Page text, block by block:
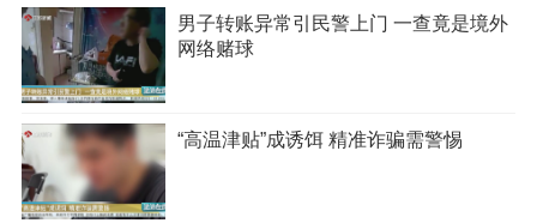
男子转账异常引民警上门 一查竟是境外
网络赌球
“高温津贴”成诱饵 精准诈骗需警惕